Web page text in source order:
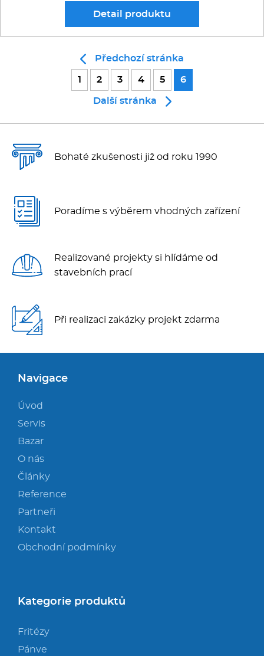
Detail produktu
Předchozí stránka
1 2 3 4 5 6
Další stránka
Bohaté zkušenosti již od roku 1990
Poradíme s výběrem vhodných zařízení
Realizované projekty si hlídáme od
stavebních prací
Při realizaci zakázky projekt zdarma
Navigace
Úvod
Servis
Bazar
O nás
Články
Reference
Partneři
Kontakt
Obchodní podmínky
Kategorie produktů
Fritézy
Pánve